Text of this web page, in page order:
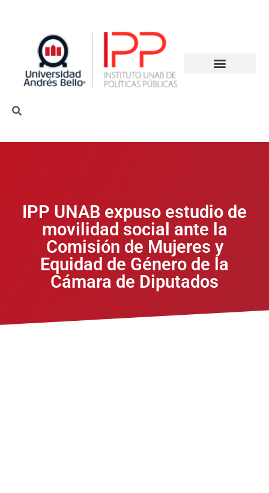
IPP UNAB expuso estudio de
movilidad social ante la
Comisión de Mujeres y
Equidad de Género de la
Cámara de Diputados